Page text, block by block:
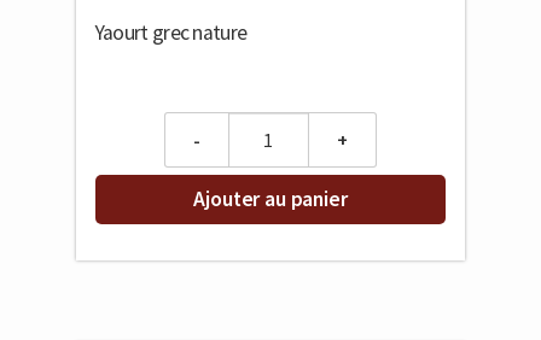
Yaourt grec nature
Ajouter au panier